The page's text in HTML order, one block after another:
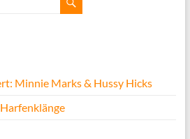
Minnie Marks & Hussy Hicks